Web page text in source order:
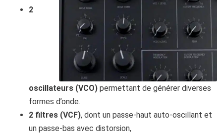
2
oscillateurs (VCO) permettant de générer diverses
formes d’onde.
2 filtres (VCF), dont un passe-haut auto-oscillant et
un passe-bas avec distorsion,